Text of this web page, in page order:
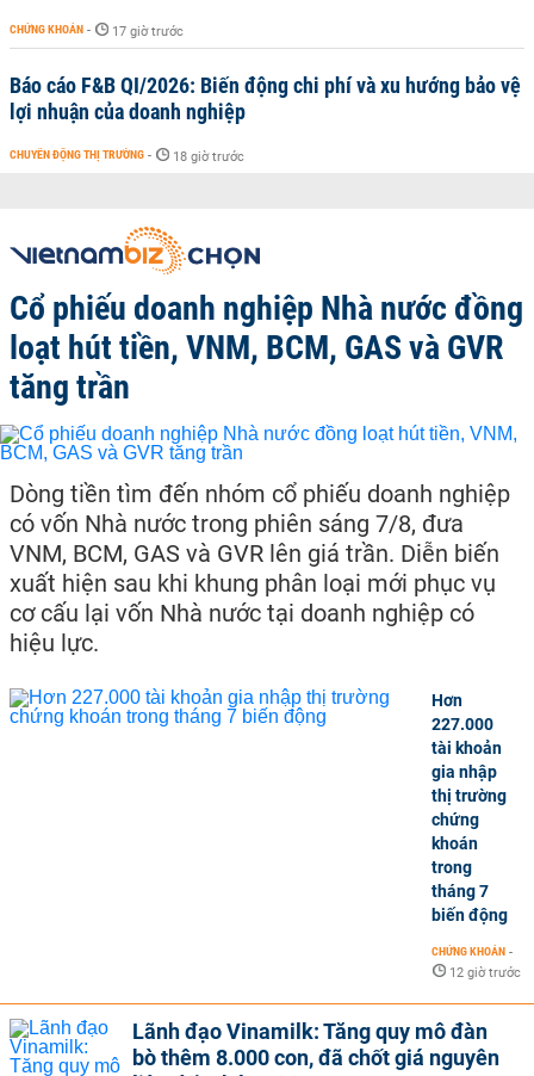
CHỨNG KHOÁN - 17 giờ trước
Báo cáo F&B QI/2026: Biến động chi phí và xu hướng bảo vệ
lợi nhuận của doanh nghiệp
CHUYỂN ĐỘNG THỊ TRƯỜNG - 18 giờ trước
Cổ phiếu doanh nghiệp Nhà nước đồng
loạt hút tiền, VNM, BCM, GAS và GVR
tăng trần
Dòng tiền tìm đến nhóm cổ phiếu doanh nghiệp
có vốn Nhà nước trong phiên sáng 7/8, đưa
VNM, BCM, GAS và GVR lên giá trần. Diễn biến
xuất hiện sau khi khung phân loại mới phục vụ
cơ cấu lại vốn Nhà nước tại doanh nghiệp có
hiệu lực.
Hơn
227.000
tài khoản
gia nhập
thị trường
chứng
khoán
trong
tháng 7
biến động
CHỨNG KHOÁN -
12 giờ trước
Lãnh đạo Vinamilk: Tăng quy mô đàn
bò thêm 8.000 con, đã chốt giá nguyên